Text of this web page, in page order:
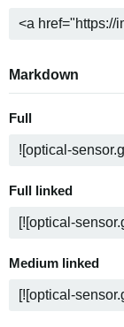
Markdown
Full
Full linked
Medium linked